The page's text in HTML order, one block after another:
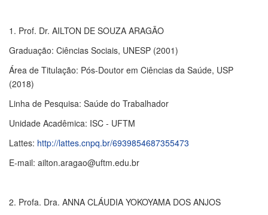
1. Prof. Dr. AILTON DE SOUZA ARAGÃO
Graduação: Ciências Sociais, UNESP (2001)
Área de Titulação: Pós-Doutor em Ciências da Saúde, USP
(2018)
Linha de Pesquisa: Saúde do Trabalhador
Unidade Acadêmica: ISC - UFTM
Lattes: http://lattes.cnpq.br/6939854687355473
E-mail: ailton.aragao@uftm.edu.br
2. Profa. Dra. ANNA CLÁUDIA YOKOYAMA DOS ANJOS